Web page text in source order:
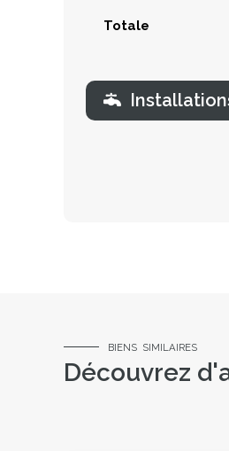
Totale
BIENS SIMILAIRES
Découvrez